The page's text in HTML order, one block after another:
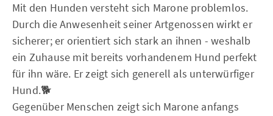
Mit den Hunden versteht sich Marone problemlos.
Durch die Anwesenheit seiner Artgenossen wirkt er
sicherer; er orientiert sich stark an ihnen - weshalb
ein Zuhause mit bereits vorhandenem Hund perfekt
für ihn wäre. Er zeigt sich generell als unterwürfiger
Hund.🐕
Gegenüber Menschen zeigt sich Marone anfangs